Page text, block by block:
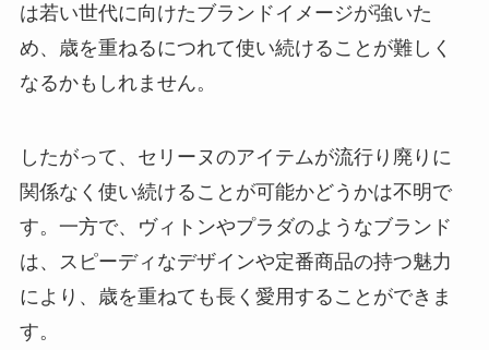
は若い世代に向けたブランドイメージが強いた
め、歳を重ねるにつれて使い続けることが難しく
なるかもしれません。
したがって、セリーヌのアイテムが流行り廃りに
関係なく使い続けることが可能かどうかは不明で
す。一方で、ヴィトンやプラダのようなブランド
は、スピーディなデザインや定番商品の持つ魅力
により、歳を重ねても長く愛用することができま
す。